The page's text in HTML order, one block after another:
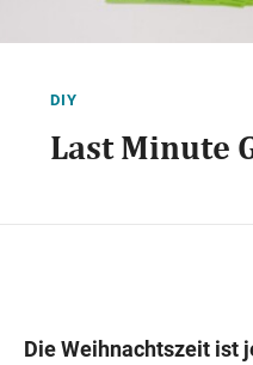
SAMSTAG
DIY
Last Minute
Die Weihnachtszeit ist